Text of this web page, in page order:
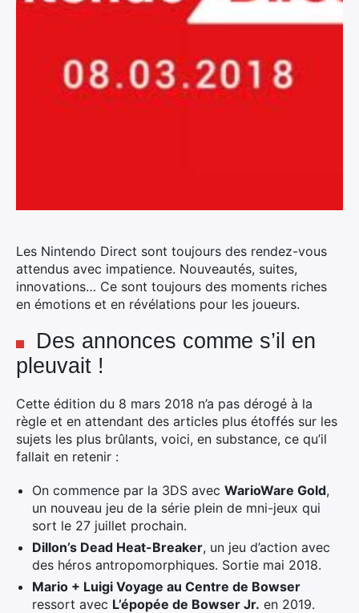
Les Nintendo Direct sont toujours des rendez-vous
attendus avec impatience. Nouveautés, suites,
innovations… Ce sont toujours des moments riches
en émotions et en révélations pour les joueurs.
Des annonces comme s’il en
pleuvait !
Cette édition du 8 mars 2018 n’a pas dérogé à la
règle et en attendant des articles plus étoffés sur les
sujets les plus brûlants, voici, en substance, ce qu’il
fallait en retenir :
On commence par la 3DS avec WarioWare Gold,
un nouveau jeu de la série plein de mni-jeux qui
sort le 27 juillet prochain.
Dillon’s Dead Heat-Breaker, un jeu d’action avec
des héros antropomorphiques. Sortie mai 2018.
Mario + Luigi Voyage au Centre de Bowser
ressort avec L’épopée de Bowser Jr. en 2019.